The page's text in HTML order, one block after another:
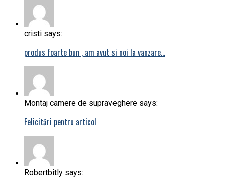
cristi says:
produs foarte bun , am avut si noi la vanzare…
Montaj camere de supraveghere says:
Felicitări pentru articol
Robertbitly says: